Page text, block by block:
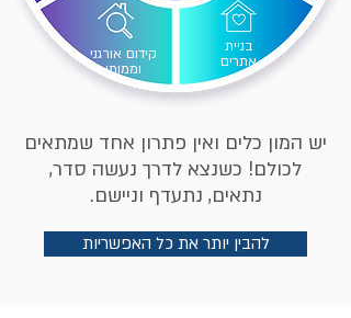
בניית
אתרים
קידום אורגני
וממומן
יש המון כלים ואין פתרון אחד שמתאים
לכולם! כשנצא לדרך נעשה סדר,
נתאים, נתעדף וניישם.
להבין יותר את כל האפשריות